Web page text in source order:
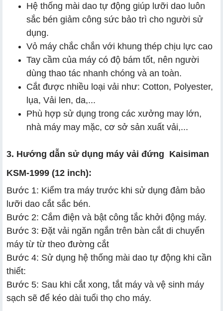
Hệ thống mài dao tự động giúp lưỡi dao luôn
sắc bén giảm công sức bảo trì cho người sử
dụng.
Vỏ máy chắc chắn với khung thép chịu lực cao
Tay cầm của máy có độ bám tốt, nên người
dùng thao tác nhanh chóng và an toàn.
Cắt được nhiều loại vải như: Cotton, Polyester,
lụa, Vải len, da,...
Phù hợp sử dụng trong các xưởng may lớn,
nhà máy may mặc, cơ sở sản xuất vải,...
3. Hướng dẫn sử dụng máy vải đứng Kaisiman
KSM-1999 (12 inch):
Bước 1: Kiểm tra máy trước khi sử dụng đảm bảo
lưỡi dao cắt sắc bén.
Bước 2: Cắm điện và bật công tắc khởi động máy.
Bước 3: Đặt vải ngăn ngắn trên bàn cắt di chuyển
máy từ từ theo đường cắt
Bước 4: Sử dụng hệ thống mài dao tự động khi cần
thiết:
Bước 5: Sau khi cắt xong, tắt máy và vệ sinh máy
sạch sẽ để kéo dài tuổi thọ cho máy.